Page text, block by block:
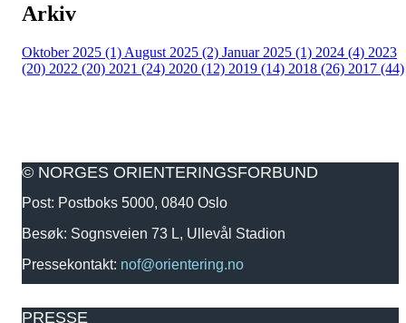
Arkiv
Oktober 2025 (1) August 2025 (2) Januar 2025 (1) 2024 (4) 2023
(20) 2022 (20) 2021 (24) 2020 (12) 2019 (14) 2018 (26) 2017 (44)
© NORGES ORIENTERINGSFORBUND
Post: Postboks 5000, 0840 Oslo
Besøk: Sognsveien 73 L, Ullevål Stadion
Pressekontakt: nof@orientering.no
PRESSE